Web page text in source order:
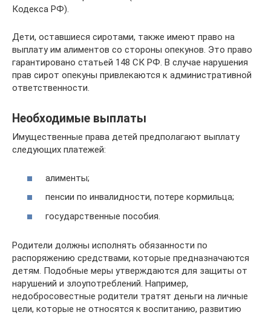
Кодекса РФ).
Дети, оставшиеся сиротами, также имеют право на
выплату им алиментов со стороны опекунов. Это право
гарантировано статьей 148 СК РФ. В случае нарушения
прав сирот опекуны привлекаются к административной
ответственности.
Необходимые выплаты
Имущественные права детей предполагают выплату
следующих платежей:
алименты;
пенсии по инвалидности, потере кормильца;
государственные пособия.
Родители должны исполнять обязанности по
распоряжению средствами, которые предназначаются
детям. Подобные меры утверждаются для защиты от
нарушений и злоупотреблений. Например,
недобросовестные родители тратят деньги на личные
цели, которые не относятся к воспитанию, развитию